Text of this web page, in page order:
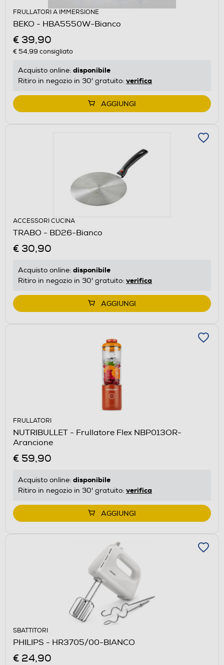
FRULLATORI A IMMERSIONE
BEKO - HBA5550W-Bianco
€ 39,90
€ 54,99 consigliato
Acquisto online: disponibile
Ritiro in negozio in 30' gratuito: verifica
AGGIUNGI
ACCESSORI CUCINA
TRABO - BD26-Bianco
€ 30,90
Acquisto online: disponibile
Ritiro in negozio in 30' gratuito: verifica
AGGIUNGI
FRULLATORI
NUTRIBULLET - Frullatore Flex NBP013OR-
Arancione
€ 59,90
Acquisto online: disponibile
Ritiro in negozio in 30' gratuito: verifica
AGGIUNGI
SBATTITORI
PHILIPS - HR3705/00-BIANCO
€ 24,90